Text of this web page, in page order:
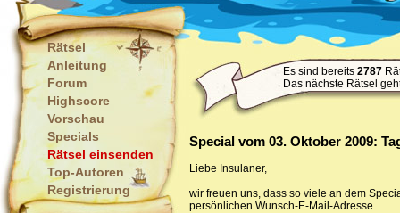
Rätsel
Anleitung
Forum
Highscore
Vorschau
Specials
Rätsel einsenden
Top-Autoren
Registrierung
Es sind bereits 2787
Das nächste Rätsel
Special vom 03. Oktober 2009:
Liebe Insulaner,
wir freuen uns, dass so viele an dem
persönlichen Wunsch-E-Mail-Adresse.